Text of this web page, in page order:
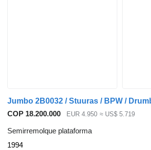
COP 18.200.000 EUR 4.950 ≈ US$ 5.719
Semirremolque plataforma
1994